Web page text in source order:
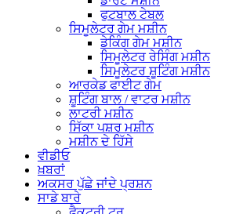
ਫੁਟਬਾਲ ਟੇਬਲ
ਸਿਮੂਲੇਟਰ ਗੇਮ ਮਸ਼ੀਨ
ਡੇਕਿੰਗ ਗੇਮ ਮਸ਼ੀਨ
ਸਿਮੂਲੇਟਰ ਰੇਸਿੰਗ ਮਸ਼ੀਨ
ਸਿਮੂਲੇਟਰ ਸ਼ੂਟਿੰਗ ਮਸ਼ੀਨ
ਆਰਕੇਡ ਫਾਈਟ ਗੇਮ
ਸ਼ੂਟਿੰਗ ਬਾਲ / ਵਾਟਰ ਮਸ਼ੀਨ
ਲਾਟਰੀ ਮਸ਼ੀਨ
ਸਿੱਕਾ ਪਸ਼ਰ ਮਸ਼ੀਨ
ਮਸ਼ੀਨ ਦੇ ਹਿੱਸੇ
ਵੀਡੀਓ
ਖ਼ਬਰਾਂ
ਅਕਸਰ ਪੁੱਛੇ ਜਾਂਦੇ ਪ੍ਰਸ਼ਨ
ਸਾਡੇ ਬਾਰੇ